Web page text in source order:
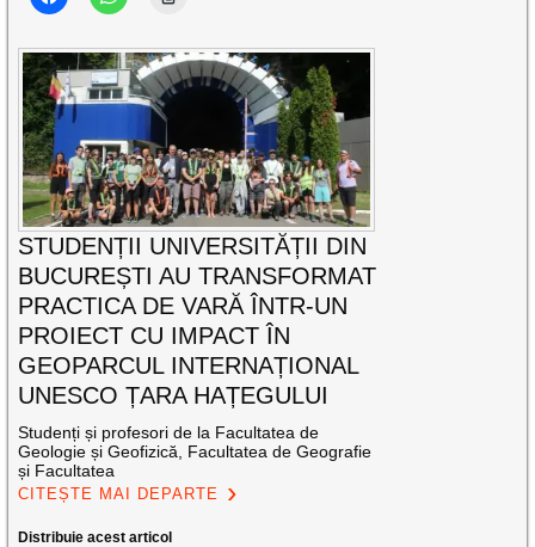
STUDENȚII UNIVERSITĂȚII DIN
BUCUREȘTI AU TRANSFORMAT
PRACTICA DE VARĂ ÎNTR-UN
PROIECT CU IMPACT ÎN
GEOPARCUL INTERNAȚIONAL
UNESCO ȚARA HAȚEGULUI
Studenți și profesori de la Facultatea de
Geologie și Geofizică, Facultatea de Geografie
și Facultatea
CITEȘTE MAI DEPARTE
Distribuie acest articol